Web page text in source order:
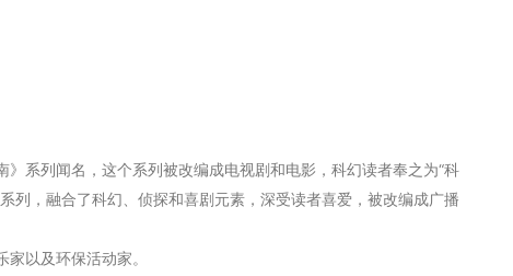
系列闻名，这个系列被改编成电视剧和电影，科幻读者奉之为“科
列，融合了科幻、侦探和喜剧元素，深受读者喜爱，被改编成广播
以及环保活动家。